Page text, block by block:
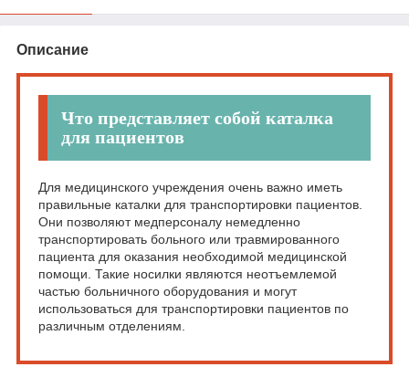
Описание
Что представляет собой каталка
для пациентов
Для медицинского учреждения очень важно иметь
правильные каталки для транспортировки пациентов.
Они позволяют медперсоналу немедленно
транспортировать больного или травмированного
пациента для оказания необходимой медицинской
помощи. Такие носилки являются неотъемлемой
частью больничного оборудования и могут
использоваться для транспортировки пациентов по
различным отделениям.